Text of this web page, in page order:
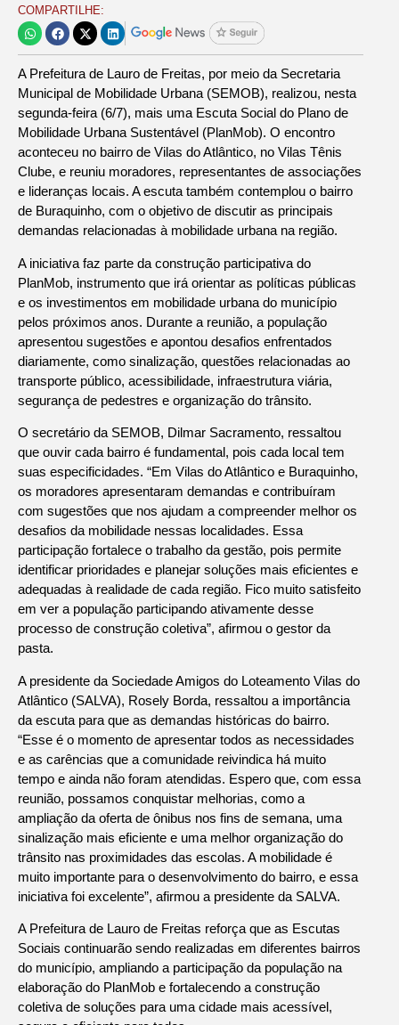
COMPARTILHE:
A Prefeitura de Lauro de Freitas, por meio da Secretaria
Municipal de Mobilidade Urbana (SEMOB), realizou, nesta
segunda-feira (6/7), mais uma Escuta Social do Plano de
Mobilidade Urbana Sustentável (PlanMob). O encontro
aconteceu no bairro de Vilas do Atlântico, no Vilas Tênis
Clube, e reuniu moradores, representantes de associações
e lideranças locais. A escuta também contemplou o bairro
de Buraquinho, com o objetivo de discutir as principais
demandas relacionadas à mobilidade urbana na região.
A iniciativa faz parte da construção participativa do
PlanMob, instrumento que irá orientar as políticas públicas
e os investimentos em mobilidade urbana do município
pelos próximos anos. Durante a reunião, a população
apresentou sugestões e apontou desafios enfrentados
diariamente, como sinalização, questões relacionadas ao
transporte público, acessibilidade, infraestrutura viária,
segurança de pedestres e organização do trânsito.
O secretário da SEMOB, Dilmar Sacramento, ressaltou
que ouvir cada bairro é fundamental, pois cada local tem
suas especificidades. “Em Vilas do Atlântico e Buraquinho,
os moradores apresentaram demandas e contribuíram
com sugestões que nos ajudam a compreender melhor os
desafios da mobilidade nessas localidades. Essa
participação fortalece o trabalho da gestão, pois permite
identificar prioridades e planejar soluções mais eficientes e
adequadas à realidade de cada região. Fico muito satisfeito
em ver a população participando ativamente desse
processo de construção coletiva”, afirmou o gestor da
pasta.
A presidente da Sociedade Amigos do Loteamento Vilas do
Atlântico (SALVA), Rosely Borda, ressaltou a importância
da escuta para que as demandas históricas do bairro.
“Esse é o momento de apresentar todos as necessidades
e as carências que a comunidade reivindica há muito
tempo e ainda não foram atendidas. Espero que, com essa
reunião, possamos conquistar melhorias, como a
ampliação da oferta de ônibus nos fins de semana, uma
sinalização mais eficiente e uma melhor organização do
trânsito nas proximidades das escolas. A mobilidade é
muito importante para o desenvolvimento do bairro, e essa
iniciativa foi excelente”, afirmou a presidente da SALVA.
A Prefeitura de Lauro de Freitas reforça que as Escutas
Sociais continuarão sendo realizadas em diferentes bairros
do município, ampliando a participação da população na
elaboração do PlanMob e fortalecendo a construção
coletiva de soluções para uma cidade mais acessível,